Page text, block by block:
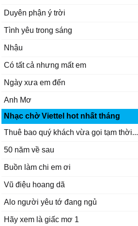
Duyên phận ý trời
Tình yêu trong sáng
Nhậu
Có tất cả nhưng mất em
Ngày xưa em đến
Anh Mơ
Nhạc chờ Viettel hot nhất tháng
Thuê bao quý khách vừa gọi tạm thời...
50 năm về sau
Buồn làm chi em ơi
Vũ điệu hoang dã
Alo người yêu tớ đang ngủ
Hãy xem là giấc mơ 1